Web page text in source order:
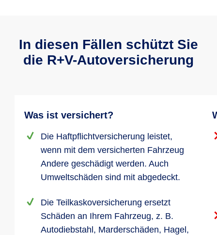
In diesen Fällen schützt Sie
die R+V-Autoversicherung
Was ist versichert?
Die Haftpflichtversicherung leistet,
wenn mit dem versicherten Fahrzeug
Andere geschädigt werden. Auch
Umweltschäden sind mit abgedeckt.
Die Teilkaskoversicherung ersetzt
Schäden an Ihrem Fahrzeug, z. B.
Autodiebstahl, Marderschäden, Hagel,